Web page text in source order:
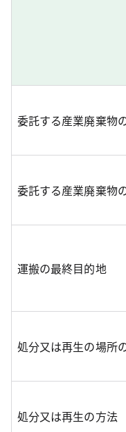
委託する産業廃棄物
委託する産業廃棄物
運搬の最終目的地
処分又は再生の場所
処分又は再生の方法